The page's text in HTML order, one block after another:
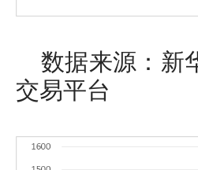
数据来源：新
交易平台